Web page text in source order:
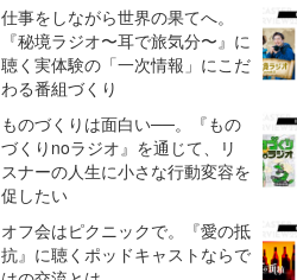
仕事をしながら世界の果てへ。
『秘境ラジオ〜耳で旅気分〜』に
聴く実体験の「一次情報」にこだ
わる番組づくり
ものづくりは面白い──。『もの
づくりnoラジオ』を通じて、リ
スナーの人生に小さな行動変容を
促したい
オフ会はピクニックで。『愛の抵
抗』に聴くポッドキャストならで